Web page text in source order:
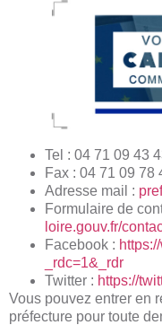
Tel : 04 71 09 43
Fax : 04 71 09 78
Adresse mail :
Formulaire de
loire.gouv.fr/
Facebook :
_rdc=1&_rdr
Twitter : https://
Vous pouvez entrer en
préfecture pour toute